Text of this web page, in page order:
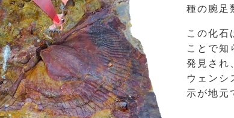
種の腕足
この化石
ことで知
発見され
ウェンシ
示が地元